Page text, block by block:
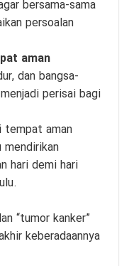
bersama-sama
persoalan
aman
dan bangsa-
perisai bagi
tempat aman
mendirikan
hari demi hari
“tumor kanker”
keberadaannya